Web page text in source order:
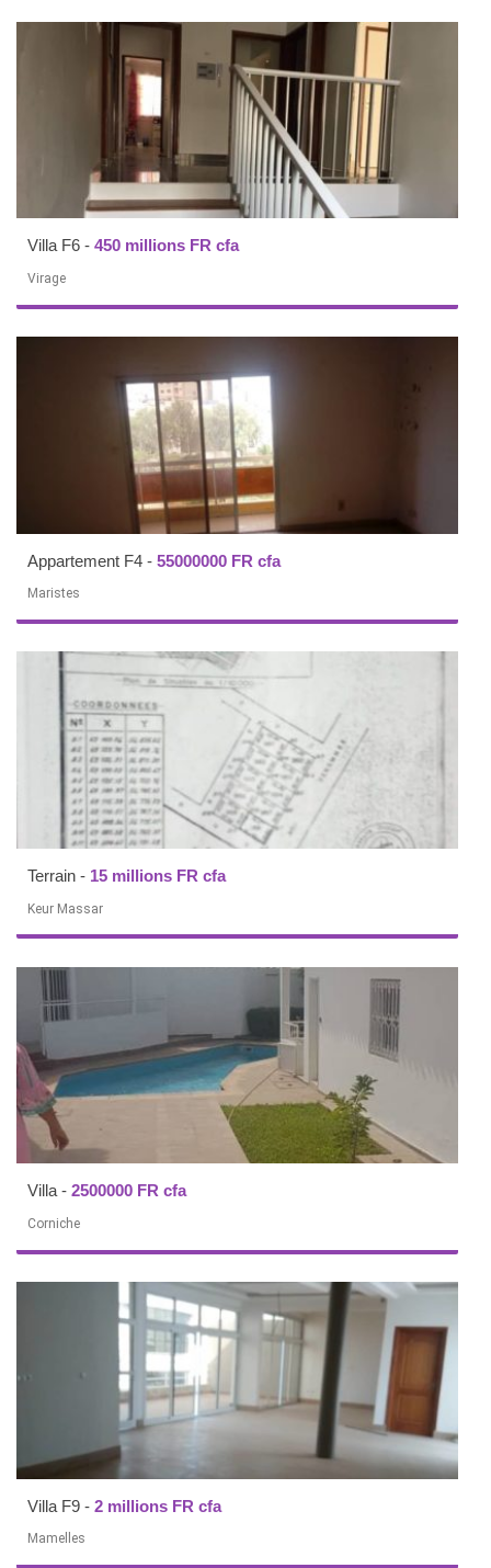
Villa F6 - 450 millions FR cfa
Virage
Appartement F4 - 55000000 FR cfa
Maristes
Terrain - 15 millions FR cfa
Keur Massar
Villa - 2500000 FR cfa
Corniche
Villa F9 - 2 millions FR cfa
Mamelles